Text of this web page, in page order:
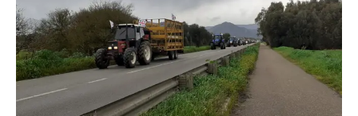
LAVORO
BANDI
SPORT IN SARDEGNA